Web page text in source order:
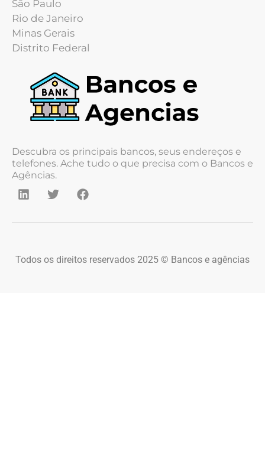
São Paulo
Rio de Janeiro
Minas Gerais
Distrito Federal
Descubra os principais bancos, seus endereços e
telefones. Ache tudo o que precisa com o Bancos e
Agências.
Todos os direitos reservados 2025 © Bancos e agências